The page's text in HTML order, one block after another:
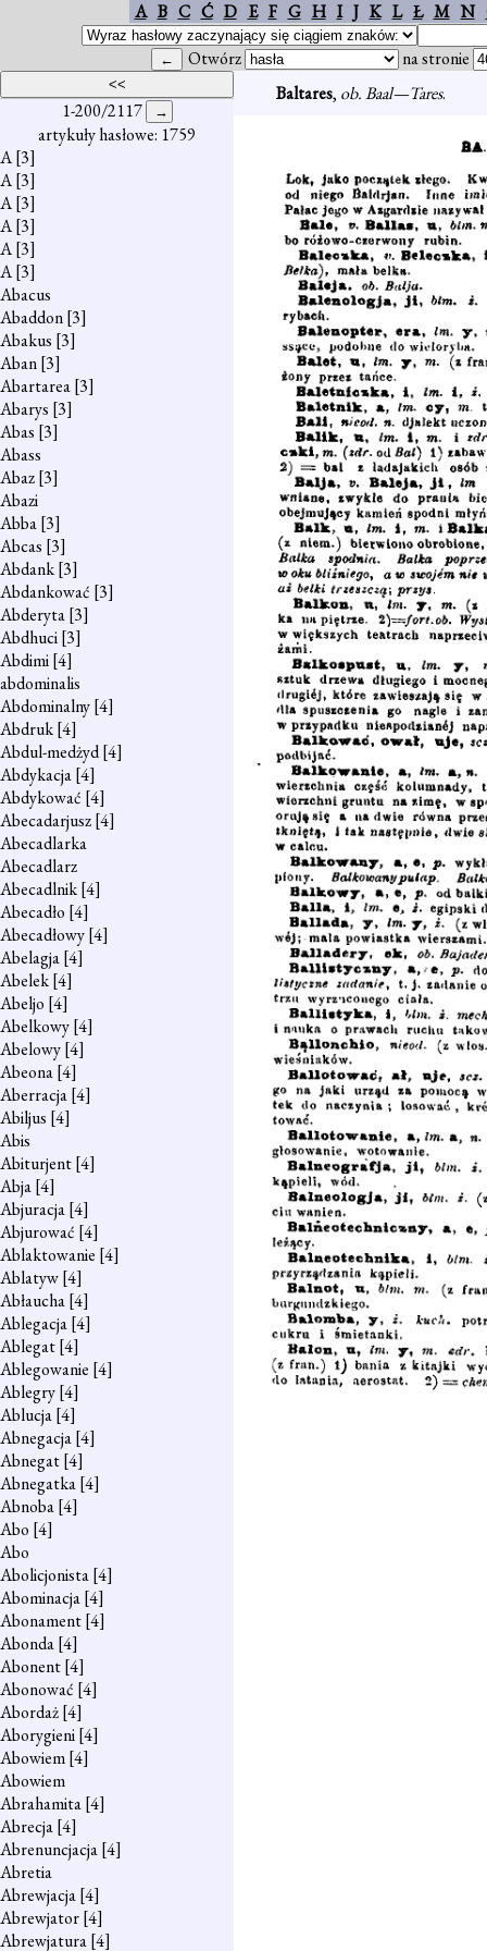
A B C Ć D E F G H I J K L Ł M N
Otwórz na stronie
1-200/2117
artykuły hasłowe: 1759
A[3]
A[3]
A[3]
A[3]
A[3]
A[3]
Abacus
Abaddon[3]
Abakus [3]
Aban[3]
Abartarea[3]
Abarys [3]
Abas [3]
Abass
Abaz[3]
Abazi
Abba[3]
Abcas [3]
Abdank[3]
Abdankować [3]
Abderyta[3]
Abdhuci[3]
Abdimi[4]
abdominalis
Abdominalny[4]
Abdruk[4]
Abdul-medżyd[4]
Abdykacja[4]
Abdykować [4]
Abecadarjusz[4]
Abecadlarka
Abecadlarz
Abecadlnik[4]
Abecadło [4]
Abecadłowy[4]
Abelagja[4]
Abelek[4]
Abeljo [4]
Abelkowy[4]
Abelowy[4]
Abeona[4]
Aberracja[4]
Abiljus [4]
Abis
Abiturjent[4]
Abja[4]
Abjuracja[4]
Abjurować [4]
Ablaktowanie [4]
Ablatyw[4]
Abłaucha[4]
Ablegacja[4]
Ablegat[4]
Ablegowanie [4]
Ablegry[4]
Ablucja[4]
Abnegacja[4]
Abnegat[4]
Abnegatka[4]
Abnoba[4]
Abo [4]
Abo
Abolicjonista[4]
Abominacja[4]
Abonament[4]
Abonda[4]
Abonent[4]
Abonować [4]
Abordaż[4]
Aborygieni[4]
Abowiem[4]
Abowiem
Abrahamita[4]
Abrecja[4]
Abrenuncjacja[4]
Abretia
Abrewjacja[4]
Abrewjator[4]
Abrewjatura[4]
Baltares, ob. Baal—Tares.